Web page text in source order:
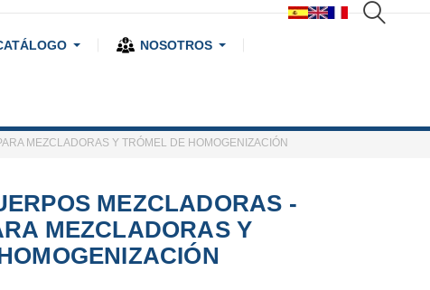
NOSOTROS
MEZCLADORAS Y TRÓMEL DE HOMOGENIZACIÓN
MEZCLADORAS -
MEZCLADORAS Y